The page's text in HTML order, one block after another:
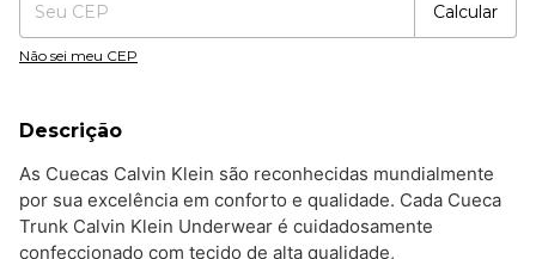
Calcular
Não sei meu CEP
Descrição
As Cuecas Calvin Klein são reconhecidas mundialmente
por sua excelência em conforto e qualidade. Cada Cueca
Trunk Calvin Klein Underwear é cuidadosamente
confeccionado com tecido de alta qualidade,